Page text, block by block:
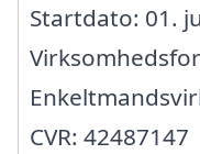
Startdato: 01.
CVR: 42487147